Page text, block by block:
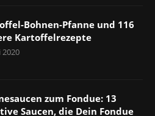
Bohnen-Pfanne und 116
Kartoffelrezepte
2020
zum Fondue: 13
Saucen, die Dein Fondue